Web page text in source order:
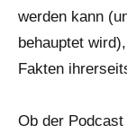
werden kann
behauptet
Fakten
Ob der